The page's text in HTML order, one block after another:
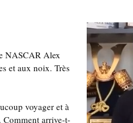
NASCAR Alex
et aux noix. Très
voyager et à
Comment arrive-t-